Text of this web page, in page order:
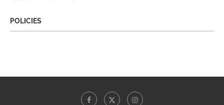
POLICIES